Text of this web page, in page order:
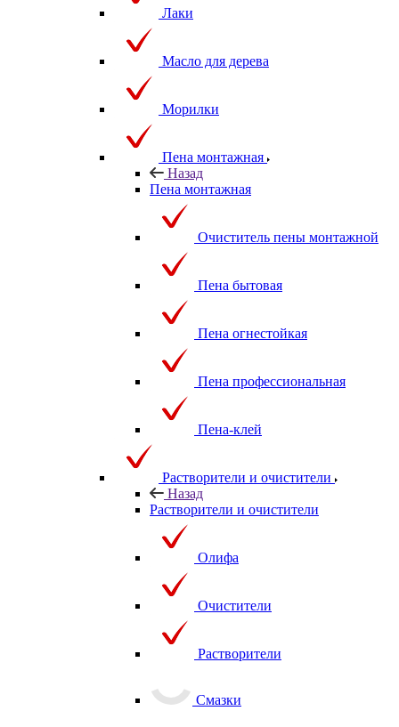
Лаки
Масло для дерева
Морилки
Пена монтажная
Назад
Пена монтажная
Очиститель пены монтажной
Пена бытовая
Пена огнестойкая
Пена профессиональная
Пена-клей
Растворители и очистители
Назад
Растворители и очистители
Олифа
Очистители
Растворители
Смазки